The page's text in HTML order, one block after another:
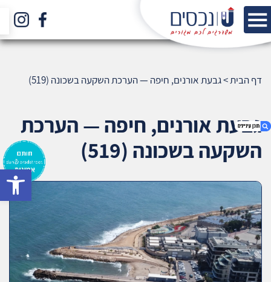
2. אודות U נכסים
3. שאלתם ? ענינו !
דף הבית>גבעת אורנים, חיפה — הערכת השקעה בשכונה (519)
גבעת אורנים, חיפה — הערכת
השקעה בשכונה (519)